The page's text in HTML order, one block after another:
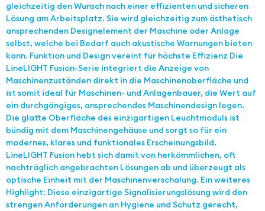
gleichzeitig den Wunsch nach einer effizienten und sicheren
Lösung am Arbeitsplatz. Sie wird gleichzeitig zum ästhetisch
ansprechenden Designelement der Maschine oder Anlage
selbst, welche bei Bedarf auch akustische Warnungen bieten
kann. Funktion und Design vereint für höchste Effizienz Die
LineLIGHT Fusion-Serie integriert die Anzeige von
Maschinenzuständen direkt in die Maschinenoberfläche und
ist somit ideal für Maschinen- und Anlagenbauer, die Wert auf
ein durchgängiges, ansprechendes Maschinendesign legen.
Die glatte Oberfläche des einzigartigen Leuchtmoduls ist
bündig mit dem Maschinengehäuse und sorgt so für ein
modernes, klares und funktionales Erscheinungsbild.
LineLIGHT Fusion hebt sich damit von herkömmlichen, oft
nachträglich angebrachten Lösungen ab und überzeugt als
optische Einheit mit der Maschinenverschalung. Ein weiteres
Highlight: Diese einzigartige Signalisierungslösung wird den
strengen Anforderungen an Hygiene und Schutz gerecht,